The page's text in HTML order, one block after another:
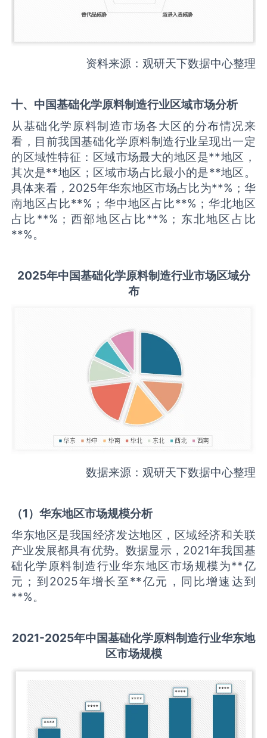
资料来源：观研天下数据中心整理
十、中国基础化学原料制造行业区域市场分析
从基础化学原料制造市场各大区的分布情况来
看，目前我国基础化学原料制造行业呈现出一定
的区域性特征：区域市场最大的地区是**地区，
其次是**地区；区域市场占比最小的是**地区。
具体来看，2025年华东地区市场占比为**%；华
南地区占比**%；华中地区占比**%；华北地区
占比**%；西部地区占比**%；东北地区占比
**%。
2025年中国基础化学原料制造行业市场区域分
布
数据来源：观研天下数据中心整理
（1）华东地区市场规模分析
华东地区是我国经济发达地区，区域经济和关联
产业发展都具有优势。数据显示，2021年我国基
础化学原料制造行业华东地区市场规模为**亿
元；到2025年增长至**亿元，同比增速达到
**%。
2021-2025年中国基础化学原料制造行业华东地
区市场规模